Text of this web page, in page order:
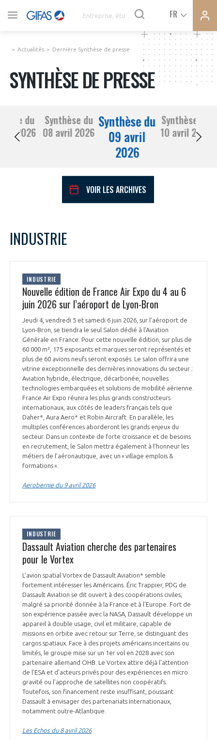
FR
SYNTHÈSE DE PRESSE
COMMUNIQUÉS DE PRESSE
PRÉSENTATION
NOTRE VISION
NOS MISSIONS
NOTRE HISTOIRE
ORGANISATION
LE CONSEIL DU GIFAS
L’ÉQUIPE DU GIFAS
NOS RÉSEAUX À L'INTERNATIONAL
FONCTIONNEMENT
GEADS
COMITÉ AERO PME
STARTAIR
COMMISSIONS ET COMITÉS
ACCOMPAGNEMENT DE NOS ADHÉRENTS
LES PROGRAMMES DU GIFAS
UN ÉCOSYSTÈME INTÉGRÉ ET COHÉRENT
POURQUOI DEVENIR MEMBRE ?
LA MÉDIATION
LA MÉDIATION DANS LA FILIÈRE AÉRONAUTIQUE ET SPATIALE
LE MÉDIATEUR DE LA FILIÈRE AÉRONAUTIQUE ET SPATIALE
CLIENTS ET FOURNISSEURS
LA MÉDIATION AU-DELÀ DE LA FILIÈRE AÉRONAUTIQUE ET SPATIALE
PRENDRE CONTACT AVEC LE MÉDIATEUR DE LA FILIÈRE
LE SALON DU BOURGET
L'OBSERVATOIRE
LES ENJEUX
COMPÉTITIVITÉ
EMPLOI & FORMATION
ENVIRONNEMENT
INNOVATION
INTERNATIONALISATION
LES PUBLICATIONS
DOCUMENTS & BROCHURES
RAPPORTS D'ACTIVITÉS
Actualités Dernière Synthèse de presse
SYNTHÈSE DE PRESSE
du
07 avril 2026
Synthèse du
08 avril 2026
Synthèse du
09 avril
2026
Synthèse du
10 avril 2026
VOIR LES ARCHIVES
L
1 2 3 4
5
13
14 18
21
30
INDUSTRIE
INDUSTRIE
Nouvelle édition de France Air Expo du 4 au 6
juin 2026 sur l’aéroport de Lyon-Bron
Jeudi 4, vendredi 5 et samedi 6 juin 2026, sur l’aéroport de
Lyon-Bron, se tiendra le seul Salon dédié à l’Aviation
Générale en France. Pour cette nouvelle édition, sur plus de
60 000 m², 175 exposants et marques seront représentés et
plus de 60 avions neufs seront exposés. Le salon offrira une
vitrine exceptionnelle des dernières innovations du secteur :
Aviation hybride, électrique, décarbonée, nouvelles
technologies embarquées et solutions de mobilité aérienne.
France Air Expo réunira les plus grands constructeurs
internationaux, aux côtés de leaders français tels que
Daher*, Aura Aero* et Robin Aircraft. En parallèle, les
multiples conférences aborderont les grands enjeux du
secteur. Dans un contexte de forte croissance et de besoins
en recrutement, le Salon mettra également à l’honneur les
métiers de l’aéronautique, avec un « village emplois &
formations ».
Aerobernie du 9 avril 2026
INDUSTRIE
Dassault Aviation cherche des partenaires
pour le Vortex
L’avion spatial Vortex de Dassault Aviation* semble
fortement intéresser les Américains. Éric Trappier, PDG de
Dassault Aviation se dit ouvert à des coopérations civiles,
malgré sa priorité donnée à la France et à l’Europe. Fort de
son expérience passée avec la NASA, Dassault développe un
appareil à double usage, civil et militaire, capable de
missions en orbite avec retour sur Terre, se distinguant des
cargos spatiaux. Face à des projets américains incertains ou
limités, le groupe mise sur un 1er vol en 2028 avec son
partenaire allemand OHB. Le Vortex attire déjà l’attention
de l’ESA et d’acteurs privés pour des expériences en micro
gravité ou l'approche de satellites non coopératifs.
Toutefois, son financement reste insuffisant, poussant
Dassault à envisager des partenariats internationaux,
notamment outre-Atlantique.
Les Echos du 8 avril 2026
VOUS ÊTES ADHÉRENTS
PAS ENCORE ADHÉRENT ?
Rejoignez une filière d’excellence et développez
Découvrez les avantages d'adhérer au GIFAS.
Rencontres, salons, données sectorielles,
programmes ...
DEMANDE D’ADHÉSION
Avez-vous un statut de droit français ?